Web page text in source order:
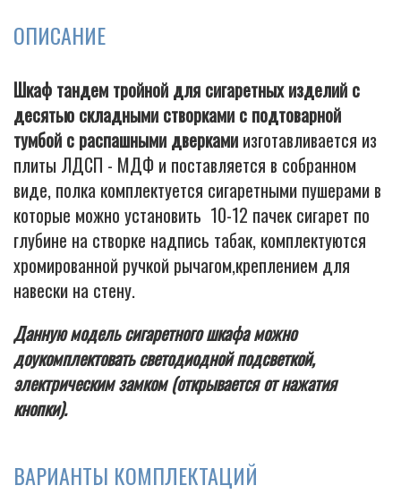
ОПИСАНИЕ
Шкаф тандем тройной для сигаретных изделий с
десятью складными створками с подтоварной
тумбой с распашными дверками изготавливается из
плиты ЛДСП - МДФ и поставляется в собранном
виде, полка комплектуется сигаретными пушерами в
которые можно установить 10-12 пачек сигарет по
глубине на створке надпись табак, комплектуются
хромированной ручкой рычагом,креплением для
навески на стену.
Данную модель сигаретного шкафа можно
доукомплектовать светодиодной подсветкой,
электрическим замком (открывается от нажатия
кнопки).
ВАРИАНТЫ КОМПЛЕКТАЦИЙ